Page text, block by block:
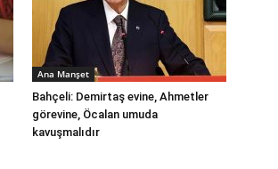
Ana Manşet
Bahçeli: Demirtaş evine, Ahmetler
görevine, Öcalan umuda
kavuşmalıdır